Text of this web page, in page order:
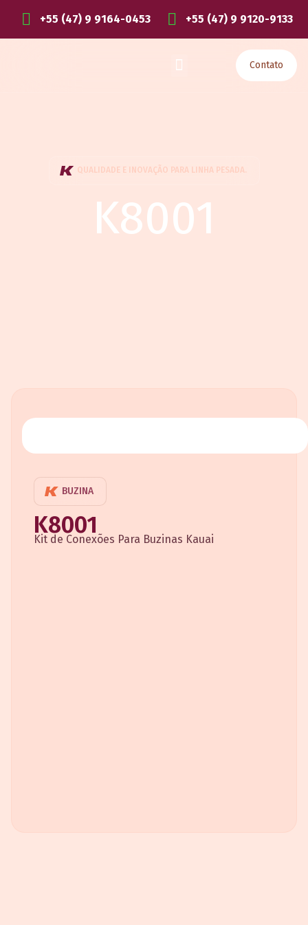
+55 (47) 9 9164-0453 +55 (47) 9 9120-9133
Contato
QUALIDADE E INOVAÇÃO PARA LINHA PESADA.
K8001
BUZINA
K8001
Kit de Conexões Para Buzinas Kauai